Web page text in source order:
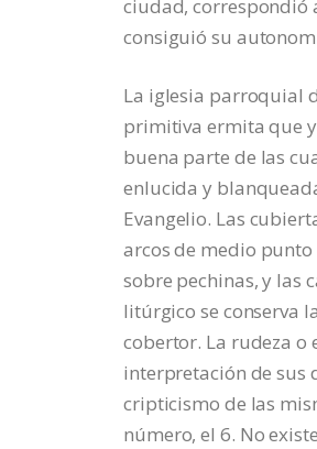
ciudad, correspondió
consiguió su
La iglesia parroquial
primitiva ermita que
buena parte de las
enlucida y
Evangelio. Las
arcos de medio
sobre pechinas, y las
litúrgico se conserva
cobertor. La rudeza
interpretación de sus
cripticismo de las
número, el 6. No